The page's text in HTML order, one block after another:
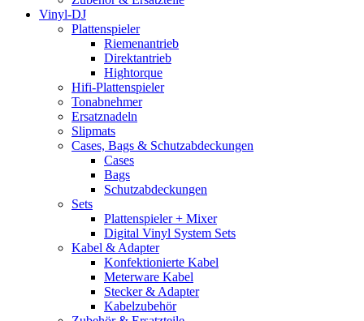
Vinyl-DJ
Plattenspieler
Riemenantrieb
Direktantrieb
Hightorque
Hifi-Plattenspieler
Tonabnehmer
Ersatznadeln
Slipmats
Cases, Bags & Schutzabdeckungen
Cases
Bags
Schutzabdeckungen
Sets
Plattenspieler + Mixer
Digital Vinyl System Sets
Kabel & Adapter
Konfektionierte Kabel
Meterware Kabel
Stecker & Adapter
Kabelzubehör